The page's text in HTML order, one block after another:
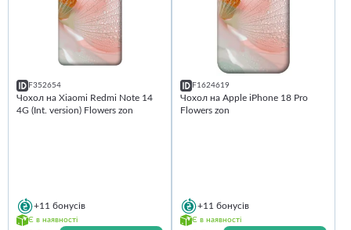
F352654
Чохол на Xiaomi Redmi Note 14
4G (Int. version) Flowers zon
+11 бонусів
Є в наявності
F1624619
Чохол на Apple iPhone 18 Pro
Flowers zon
+11 бонусів
Є в наявності